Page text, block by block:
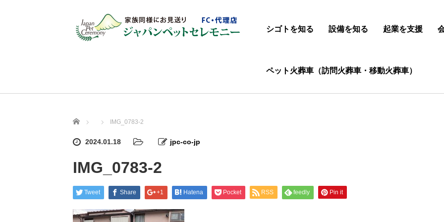
シゴトを知る 設備を知る 起業を支援
ペット火葬車（訪問火葬車・移動火葬車）
ホーム IMG_0783-2
2024.01.18 jpc-co-jp
IMG_0783-2
Tweet Share +1 Hatena Pocket RSS feedly Pin it